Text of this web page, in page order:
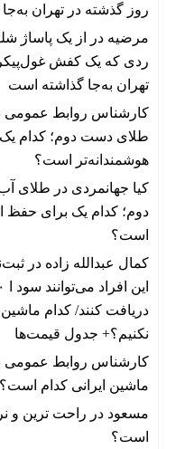
روز گذشته در تهران
مرضیه در
از یک پاساژ
ردی که یک کفش
تهران به‌جا گذاشته است
کارشناس روابط عمومی
طلای دست دوم؛ کدام
هوشمندانه‌تر است؟
کیا جهانمردی در طلای
دوم؛ کدام یک برای حفظ
است؟
کمال عبدالله زاده در
دریافت کنند/ کدام
نکنیم؟+ جدول قیمت‌ها
کارشناس روابط عمومی
ماشین ایرانی کدام است؟
مسعود در راحت ترین و
است؟